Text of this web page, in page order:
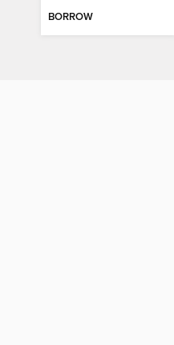
BORROW